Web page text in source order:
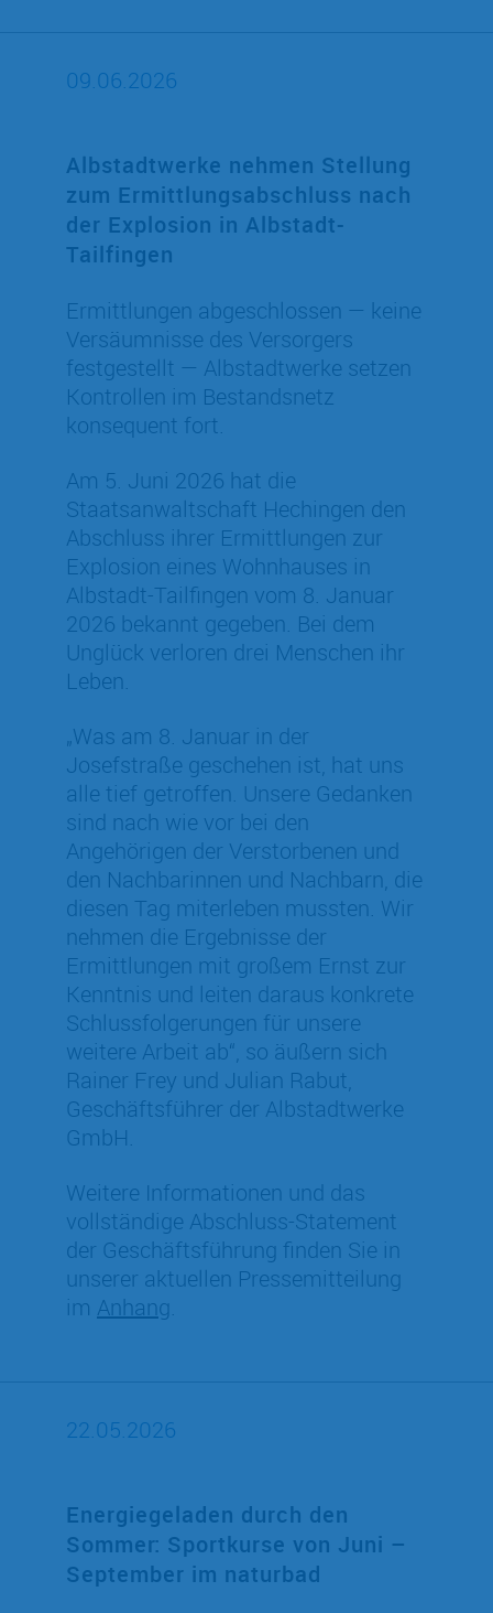
09.06.2026
Albstadtwerke nehmen Stellung
zum Ermittlungsabschluss nach
der Explosion in Albstadt-
Tailfingen
Ermittlungen abgeschlossen — keine
Versäumnisse des Versorgers
festgestellt — Albstadtwerke setzen
Kontrollen im Bestandsnetz
konsequent fort.
Am 5. Juni 2026 hat die
Staatsanwaltschaft Hechingen den
Abschluss ihrer Ermittlungen zur
Explosion eines Wohnhauses in
Albstadt-Tailfingen vom 8. Januar
2026 bekannt gegeben. Bei dem
Unglück verloren drei Menschen ihr
Leben.
„Was am 8. Januar in der
Josefstraße geschehen ist, hat uns
alle tief getroffen. Unsere Gedanken
sind nach wie vor bei den
Angehörigen der Verstorbenen und
den Nachbarinnen und Nachbarn, die
diesen Tag miterleben mussten. Wir
nehmen die Ergebnisse der
Ermittlungen mit großem Ernst zur
Kenntnis und leiten daraus konkrete
Schlussfolgerungen für unsere
weitere Arbeit ab“, so äußern sich
Rainer Frey und Julian Rabut,
Geschäftsführer der Albstadtwerke
GmbH.
Weitere Informationen und das
vollständige Abschluss-Statement
der Geschäftsführung finden Sie in
unserer aktuellen Pressemitteilung
im Anhang.
22.05.2026
Energiegeladen durch den
Sommer: Sportkurse von Juni –
September im naturbad